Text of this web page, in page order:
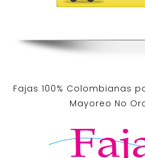
Fajas 100% Colombianas
Mayoreo No